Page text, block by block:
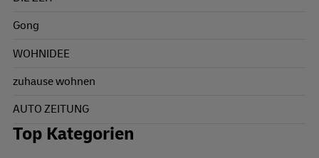
Gong
WOHNIDEE
zuhause wohnen
AUTO ZEITUNG
Top Kategorien